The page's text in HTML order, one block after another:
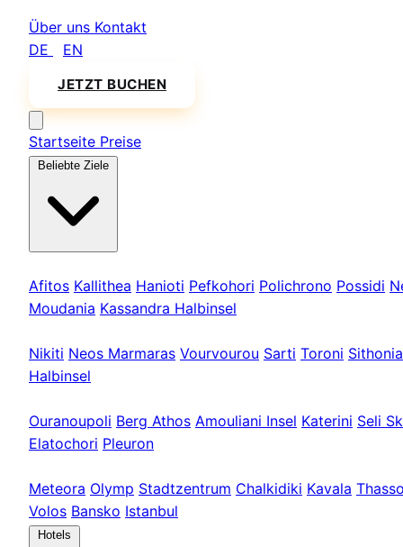
Über uns Kontakt
DE
EN
JETZT BUCHEN
Startseite Preise
Beliebte Ziele
Afitos Kallithea Hanioti Pefkohori Polichrono Possidi
Moudania Kassandra Halbinsel
Nikiti Neos Marmaras Vourvourou Sarti Toroni Sithonia
Halbinsel
Ouranoupoli Berg Athos Amouliani Insel Katerini Seli
Elatochori Pleuron
Meteora Olymp Stadtzentrum Chalkidiki Kavala
Volos Bansko Istanbul
Hotels